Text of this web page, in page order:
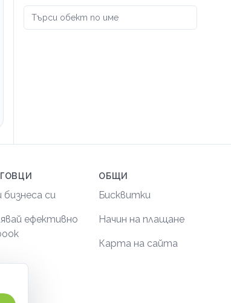
бизнеса си
ефективно
ОБЩИ
Бисквитки
Начин на плащане
Карта на сайта